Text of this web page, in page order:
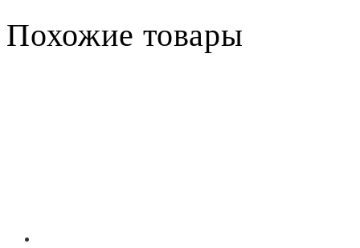
Похожие товары